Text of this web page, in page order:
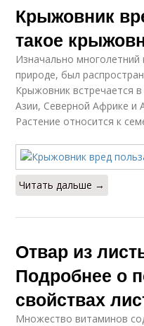
Крыжовник
такое
Изначально многолетний
природе, был
Крыжовник встречается
Азии, Северной Африке и
Растение относится к
Читать дальше →
Отвар из
Подробнее о
свойствах
Множество витаминов